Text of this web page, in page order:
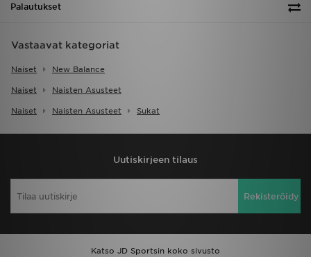
Palautukset
Vastaavat kategoriat
Naiset New Balance
Naiset Naisten Asusteet
Naiset Naisten Asusteet Sukat
Uutiskirjeen tilaus
Rekisteröidy
Katso JD Sportsin koko sivusto